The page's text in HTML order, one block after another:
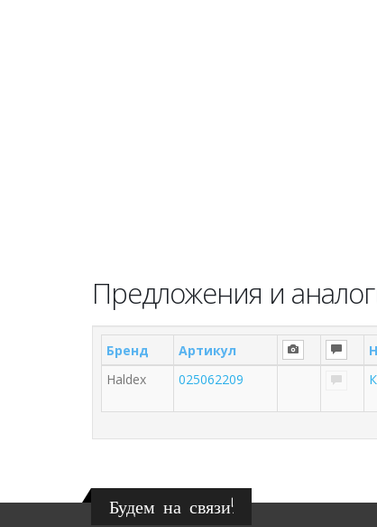
Предложения и
Бренд Артикул
Haldex
025062209
Будем на связи!